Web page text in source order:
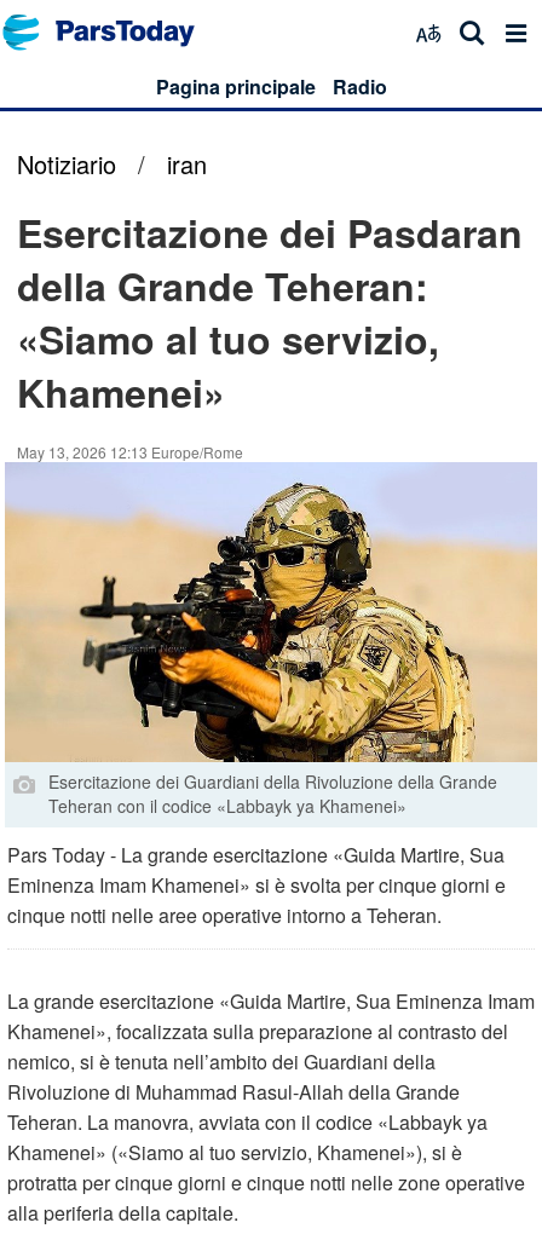
Pagina principale Radio
Notiziario / iran
Esercitazione dei Pasdaran
della Grande Teheran:
«Siamo al tuo servizio,
Khamenei»
May 13, 2026 12:13 Europe/Rome
Esercitazione dei Guardiani della Rivoluzione della Grande
Teheran con il codice «Labbayk ya Khamenei»
Pars Today - La grande esercitazione «Guida Martire, Sua
Eminenza Imam Khamenei» si è svolta per cinque giorni e
cinque notti nelle aree operative intorno a Teheran.
La grande esercitazione «Guida Martire, Sua Eminenza Imam
Khamenei», focalizzata sulla preparazione al contrasto del
nemico, si è tenuta nell’ambito dei Guardiani della
Rivoluzione di Muhammad Rasul-Allah della Grande
Teheran. La manovra, avviata con il codice «Labbayk ya
Khamenei» («Siamo al tuo servizio, Khamenei»), si è
protratta per cinque giorni e cinque notti nelle zone operative
alla periferia della capitale.